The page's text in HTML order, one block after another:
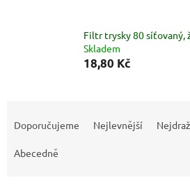
Filtr trysky 80 síťovaný,
Skladem
18,80 Kč
Doporučujeme Nejlevnější
Abecedně